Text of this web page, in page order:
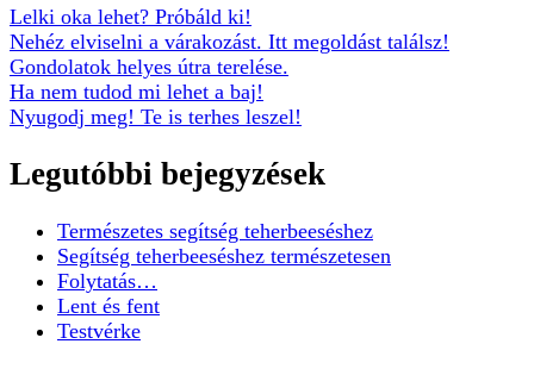
Lelki oka lehet? Próbáld ki!
Nehéz elviselni a várakozást. Itt megoldást találsz!
Gondolatok helyes útra terelése.
Ha nem tudod mi lehet a baj!
Nyugodj meg! Te is terhes leszel!
Legutóbbi bejegyzések
Természetes segítség teherbeeséshez
Segítség teherbeeséshez természetesen
Folytatás…
Lent és fent
Testvérke